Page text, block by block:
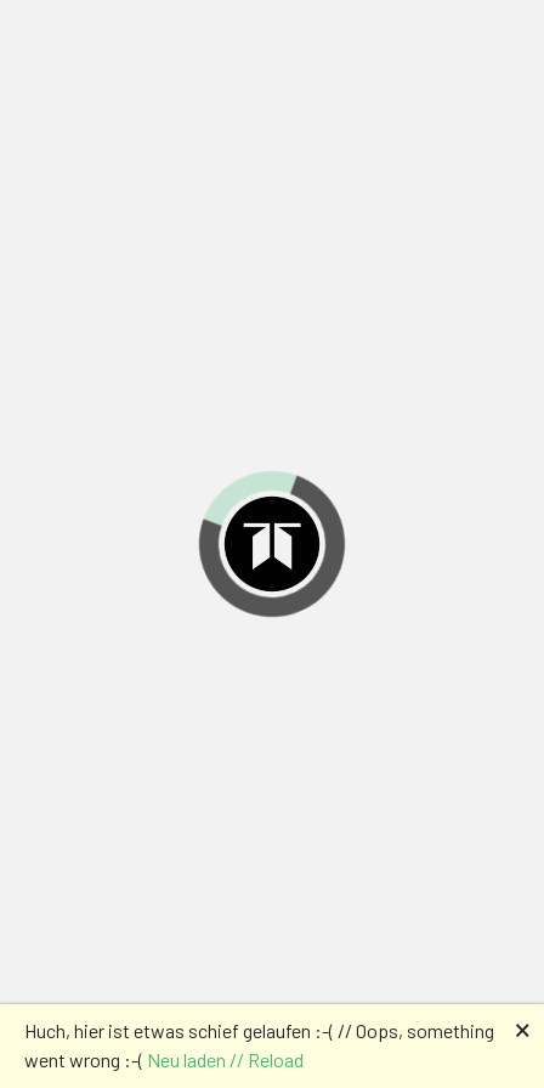
Huch, hier ist etwas schief gelaufen :-( // Oops, something
went wrong :-( Neu laden // Reload
🗙